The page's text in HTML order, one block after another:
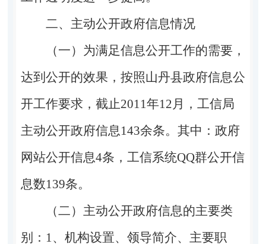
二、主动公开政府信息情况
（一）为满足信息公开工作的需要，
达到公开的效果，按照山丹县政府信息公
开工作要求，截止2011年12 月，工信局
主动公开政府信息143余条。其中：政府
网站公开信息4条，工信系统QQ群公开信
息数139条。
（二）主动公开政府信息的主要类
别： 1 、机构设置、领导简介、主要职